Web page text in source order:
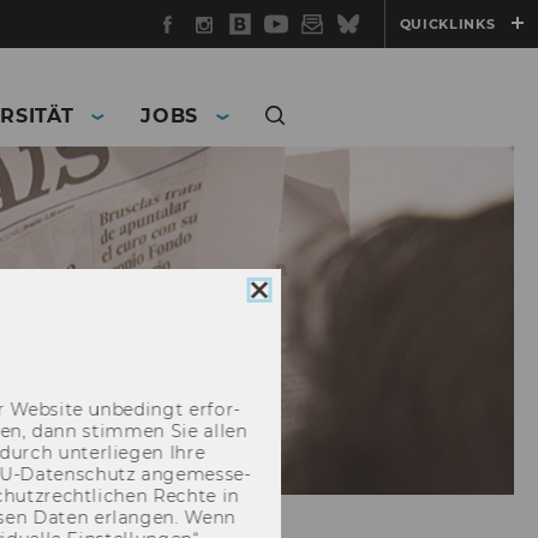
Facebook
Instagram
WU
Blog
YouTube
Newsletter
BlueskyQUICKLINKS
JOBS
Cookie
Web­site un­be­dingt er­for­
dann stim­men Sie allen
un­ter­lie­gen Ihre
​Datenschutz an­ge­mes­se­
Rech­te in
Daten er­lan­gen. Wenn